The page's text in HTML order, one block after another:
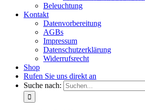
Beleuchtung
Kontakt
Datenvorbereitung
AGBs
Impressum
Datenschutzerklärung
Widerrufsrecht
Shop
Rufen Sie uns direkt an
Suche nach: